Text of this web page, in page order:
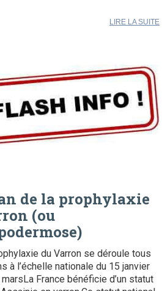
LIRE LA SUITE
de la prophylaxie
(ou
du Varron se déroule tous
à l’échelle nationale du 15 janvier
France bénéficie d’un statut